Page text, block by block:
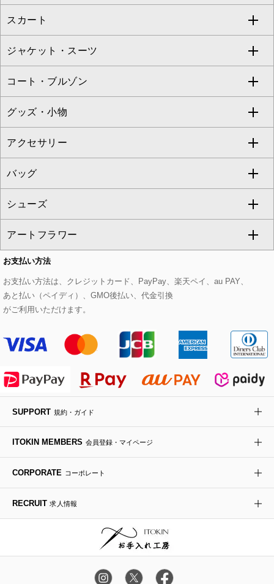
eur3
Maison de CINQ
MK MICHEL KLEIN BAG
re:edition project 165
ブラウス・シャツ
ニット・セーター
カーディガン
アンサンブルセット
ベスト・ジレ
パーカー
タンクトップ・キャミソール
スウェット・ジャージー
その他のトップス
ワンピース
ドレス
チュニック
ジャンパースカート
その他のワンピース・ドレス
すべてのパンツ
フルレングスパンツ
クロップド・半端丈パンツ
ガウチョ・ワイドパンツ
ハーフ・ショート丈パンツ
サロペット・オールインワン
その他のパンツ
スカート
すべてのスカート
ロング・マキシ丈スカート
ひざ丈スカート
ミモレ丈スカート
ショート・ミニ丈スカート
その他のスカート
ジャケット・スーツ
すべてのジャケット・スーツ
テーラードジャケット
ノーカラージャケット
セットアップ
セットアップジャケット
セットアップパンツ
セットアップスカート
セットアップワンピース
コート・ブルゾン
すべてのコート・ブルゾン
トレンチコート
ピーコート
ダッフルコート
チェスターコート
モッズコート
ステンカラーコート
ライダースジャケット
デニムジャケット
ダウンジャケット・コート
その他のコート・ブルゾン
グッズ・小物
すべてのグッズ・小物
マスク
ストール・マフラー・スヌード
ベルト・サスペンダー
帽子
ヘアアクセサリー
ハンカチ・バンダナ
手袋
チャーム・ストラップ
傘・日傘
アクセサリー
すべてのアクセサリー
ネックレス
ピアス・イヤリング
ブレスレット・バングル
ブローチ・コサージュ
バッグ
すべてのバッグ
トートバッグ
ショルダーバッグ
ボストンバッグ
バックパック・リュック
ボディバッグ・メッセンジャーバッグ
トラベルバッグ
ビジネスバッグ
その他のバッグ
シューズ
すべてのシューズ
パンプス
スニーカー
フラットシューズ
ローファー
ドレスシューズ
サンダル・ミュール
その他のシューズ
アートフラワー
すべてのアートフラワー
ローズ
カサブランカ・カラー
ラナンキュラス
ポプリアレンジ＆フレグランス
その他のアートフラワー
お支払い方法
お支払い方法は、クレジットカード、PayPay、楽天ペイ、au PAY、
あと払い（ペイディ）、GMO後払い、代金引換
がご利用いただけます。
SUPPORT 規約・ガイド
ITOKIN MEMBERS 会員登録・マイページ
CORPORATE コーポレート
RECRUIT 求人情報